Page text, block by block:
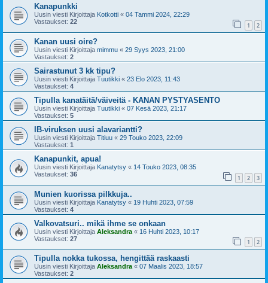
Kanapunkki
Uusin viesti Kirjoittaja Kotkotti « 04 Tammi 2024, 22:29
Vastaukset: 22 1 2
Kanan uusi oire?
Uusin viesti Kirjoittaja mimmu « 29 Syys 2023, 21:00
Vastaukset: 2
Sairastunut 3 kk tipu?
Uusin viesti Kirjoittaja Tuutikki « 23 Elo 2023, 11:43
Vastaukset: 4
Tipulla kanatäitä/väiveitä - KANAN PYSTYASENTO
Uusin viesti Kirjoittaja Tuutikki « 07 Kesä 2023, 21:17
Vastaukset: 5
IB-viruksen uusi alavariantti?
Uusin viesti Kirjoittaja Titiuu « 29 Touko 2023, 22:09
Vastaukset: 1
Kanapunkit, apua!
Uusin viesti Kirjoittaja Kanatytsy « 14 Touko 2023, 08:35
Vastaukset: 36 1 2 3
Munien kuorissa pilkkuja..
Uusin viesti Kirjoittaja Kanatytsy « 19 Huhti 2023, 07:59
Vastaukset: 4
Valkovatsuri.. mikä ihme se onkaan
Uusin viesti Kirjoittaja Aleksandra « 16 Huhti 2023, 10:17
Vastaukset: 27 1 2
Tipulla nokka tukossa, hengittää raskaasti
Uusin viesti Kirjoittaja Aleksandra « 07 Maalis 2023, 18:57
Vastaukset: 2